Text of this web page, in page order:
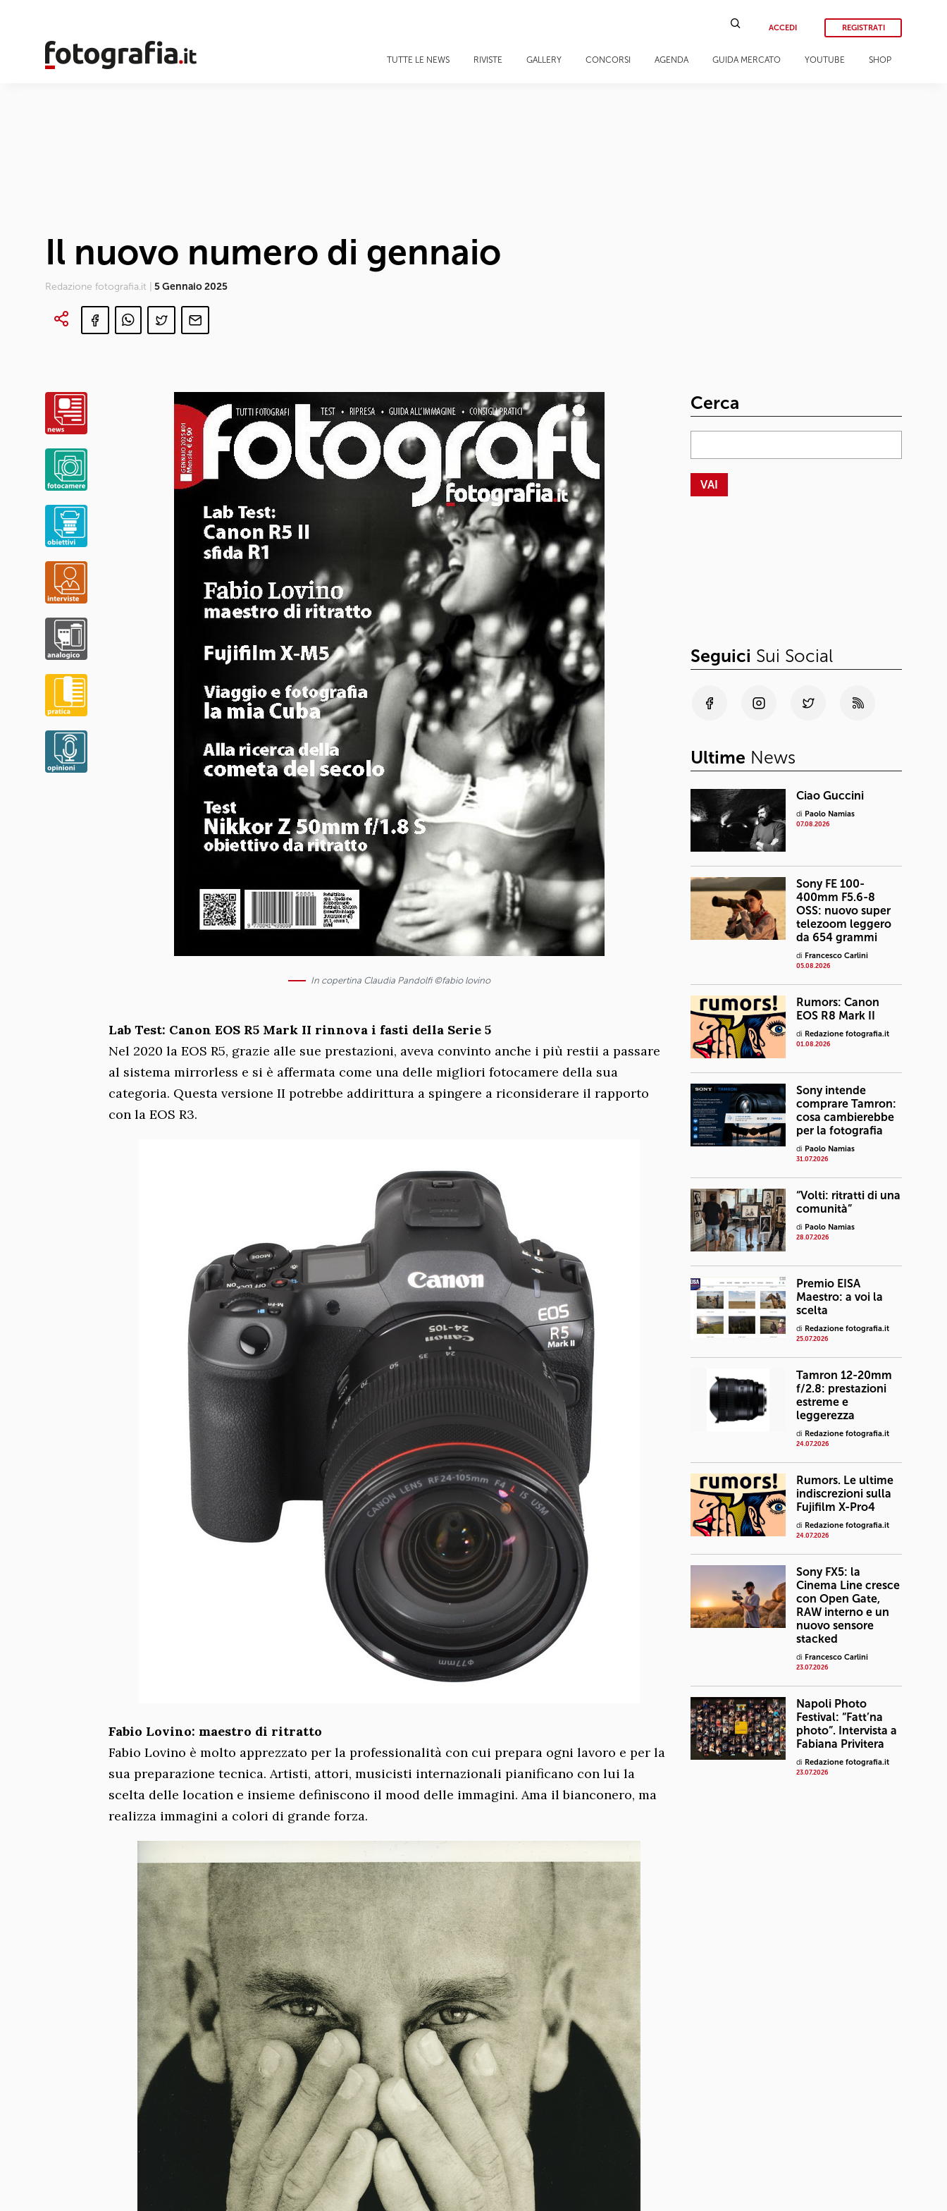
ACCEDI REGISTRATI
TUTTE LE NEWS RIVISTE GALLERY CONCORSI AGENDA GUIDA MERCATO YOUTUBE SHOP
Il nuovo numero di gennaio
Redazione fotografia.it | 5 Gennaio 2025
In copertina Claudia Pandolfi ©fabio lovino
Lab Test: Canon EOS R5 Mark II rinnova i fasti della Serie 5
Nel 2020 la EOS R5, grazie alle sue prestazioni, aveva convinto anche i più restii a passare
al sistema mirrorless e si è affermata come una delle migliori fotocamere della sua
categoria. Questa versione II potrebbe addirittura a spingere a riconsiderare il rapporto
con la EOS R3.
Fabio Lovino: maestro di ritratto
Fabio Lovino è molto apprezzato per la professionalità con cui prepara ogni lavoro e per la
sua preparazione tecnica. Artisti, attori, musicisti internazionali pianificano con lui la
scelta delle location e insieme definiscono il mood delle immagini. Ama il bianconero, ma
realizza immagini a colori di grande forza.
Cerca
Seguici Sui Social
Ultime News
Ciao Guccini
di Paolo Namias
07.08.2026
Sony FE 100-
400mm F5.6-8
OSS: nuovo super
telezoom leggero
da 654 grammi
di Francesco Carlini
05.08.2026
Rumors: Canon
EOS R8 Mark II
di Redazione fotografia.it
01.08.2026
Sony intende
comprare Tamron:
cosa cambierebbe
per la fotografia
di Paolo Namias
31.07.2026
“Volti: ritratti di una
comunità”
di Paolo Namias
28.07.2026
Premio EISA
Maestro: a voi la
scelta
di Redazione fotografia.it
25.07.2026
Tamron 12-20mm
f/2.8: prestazioni
estreme e
leggerezza
di Redazione fotografia.it
24.07.2026
Rumors. Le ultime
indiscrezioni sulla
Fujifilm X-Pro4
di Redazione fotografia.it
24.07.2026
Sony FX5: la
Cinema Line cresce
con Open Gate,
RAW interno e un
nuovo sensore
stacked
di Francesco Carlini
23.07.2026
Napoli Photo
Festival: “Fatt’na
photo”. Intervista a
Fabiana Privitera
di Redazione fotografia.it
23.07.2026